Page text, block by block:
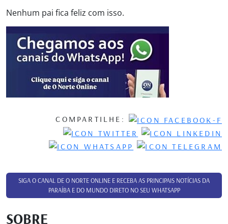
Nenhum pai fica feliz com isso.
COMPARTILHE:
SIGA O CANAL DE O NORTE ONLINE E RECEBA AS PRINCIPAIS NOTÍCIAS DA
PARAÍBA E DO MUNDO DIRETO NO SEU WHATSAPP
SOBRE